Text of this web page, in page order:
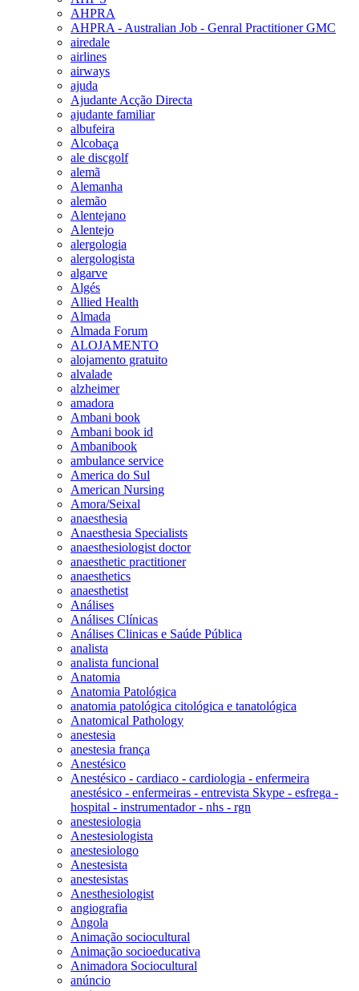
AHPRA
AHPRA - Australian Job - Genral Practitioner GMC
airedale
airlines
airways
ajuda
Ajudante Acção Directa
ajudante familiar
albufeira
Alcobaça
ale discgolf
alemã
Alemanha
alemão
Alentejano
Alentejo
alergologia
alergologista
algarve
Algés
Allied Health
Almada
Almada Forum
ALOJAMENTO
alojamento gratuito
alvalade
alzheimer
amadora
Ambani book
Ambani book id
Ambanibook
ambulance service
America do Sul
American Nursing
Amora/Seixal
anaesthesia
Anaesthesia Specialists
anaesthesiologist doctor
anaesthetic practitioner
anaesthetics
anaesthetist
Análises
Análises Clínicas
Análises Clinicas e Saúde Pública
analista
analista funcional
Anatomia
Anatomia Patológica
anatomia patológica citológica e tanatológica
Anatomical Pathology
anestesia
anestesia frança
Anestésico
Anestésico - cardiaco - cardiologia - enfermeira
anestésico - enfermeiras - entrevista Skype - esfrega -
hospital - instrumentador - nhs - rgn
anestesiologia
Anestesiologista
anestesiologo
Anestesista
anestesistas
Anesthesiologist
angiografia
Angola
Animação sociocultural
Animação socioeducativa
Animadora Sociocultural
anúncio